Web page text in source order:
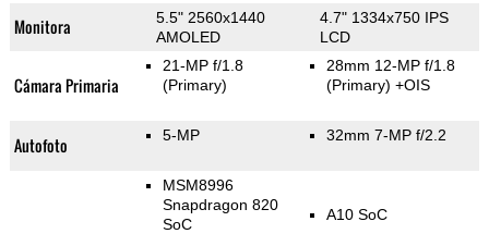
Monitora
5.5" 2560x1440
AMOLED
4.7" 1334x750 IPS
LCD
Cámara Primaria
21-MP f/1.8
(Primary)
28mm 12-MP f/1.8
(Primary) +OIS
Autofoto 5-MP 32mm 7-MP f/2.2
MSM8996
Snapdragon 820
SoC
A10 SoC